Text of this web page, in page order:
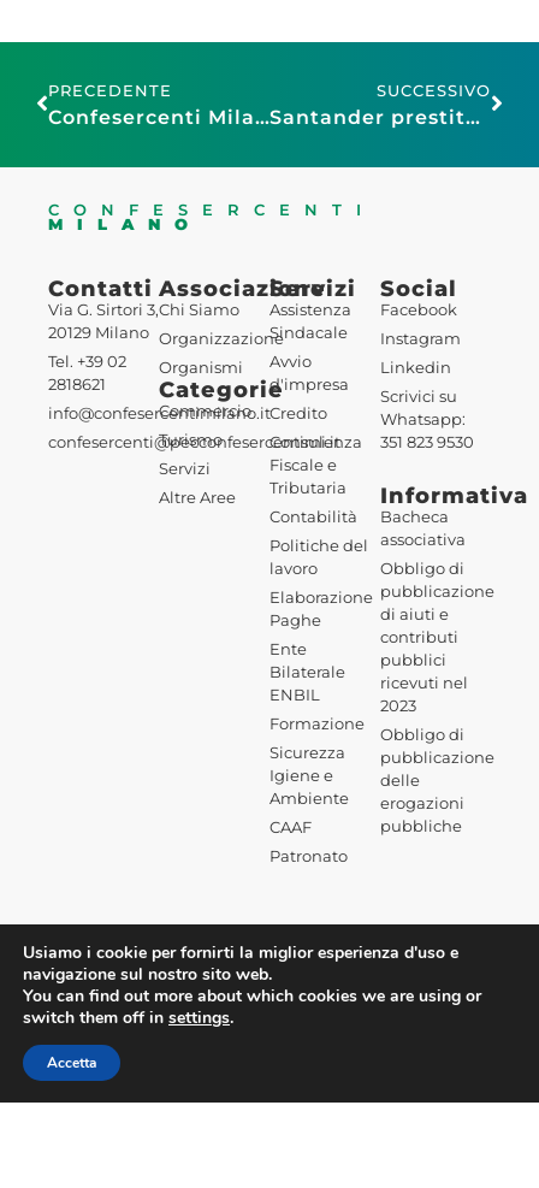
PRECEDENTE
Confesercenti Milano e Pellegrini: nuovo accordo per il ritiro dei buoni pasto!
SUCCESSIVO
Santander prestito personale – cessione del quinto
CONFESERCENTI
MILANO
Contatti
Via G. Sirtori 3,
20129 Milano
Tel. +39 02
2818621
info@confesercentimilano.it
confesercenti@pecconfesercentimi.it
Associazione
Chi Siamo
Organizzazione
Organismi
Categorie
Commercio
Turismo
Servizi
Altre Aree
Servizi
Assistenza
Sindacale
Avvio
d'impresa
Credito
Consulenza
Fiscale e
Tributaria
Contabilità
Politiche del
lavoro
Elaborazione
Paghe
Ente
Bilaterale
ENBIL
Formazione
Sicurezza
Igiene e
Ambiente
CAAF
Patronato
Social
Facebook
Instagram
Linkedin
Scrivici su
Whatsapp:
351 823 9530
Informativa
Bacheca
associativa
Obbligo di
pubblicazione
di aiuti e
contributi
pubblici
ricevuti nel
2023
Obbligo di
pubblicazione
delle
erogazioni
pubbliche
Usiamo i cookie per fornirti la miglior esperienza d'uso e
navigazione sul nostro sito web.
You can find out more about which cookies we are using or
switch them off in settings.
Accetta